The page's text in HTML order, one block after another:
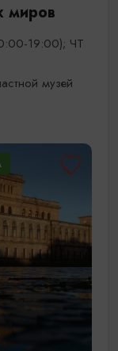
миров
19:00); ЧТ
музей